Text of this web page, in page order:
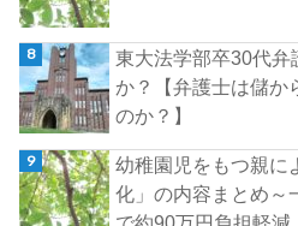
東大法学部卒30代
か？【弁護士は儲か
のか？】
幼稚園児をもつ親に
化」の内容まとめ～